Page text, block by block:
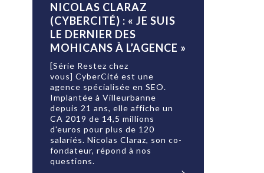
NICOLAS CLARAZ
(CYBERCITÉ) : « JE SUIS
LE DERNIER DES
MOHICANS À L’AGENCE »
[Série Restez chez
vous] CyberCité est une
agence spécialisée en SEO.
Implantée à Villeurbanne
depuis 21 ans, elle affiche un
CA 2019 de 14,5 millions
d'euros pour plus de 120
salariés. Nicolas Claraz, son co-
fondateur, répond à nos
questions.